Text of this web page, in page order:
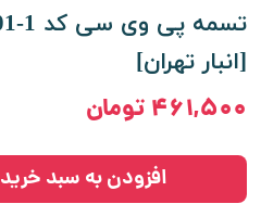
[انبار تهران]
۴۶۱,۵۰۰ تومان
افزودن به سبد خرید